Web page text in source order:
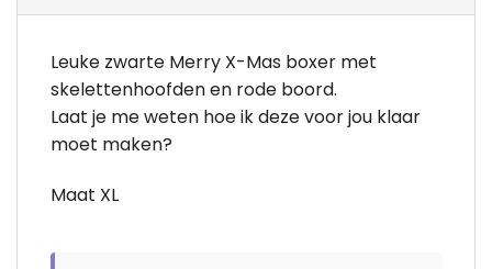
Leuke zwarte Merry X-Mas boxer met
skelettenhoofden en rode boord.
Laat je me weten hoe ik deze voor jou klaar
moet maken?
Maat XL